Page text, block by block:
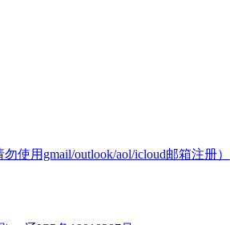
使用gmail/outlook/aol/icloud邮箱注册）